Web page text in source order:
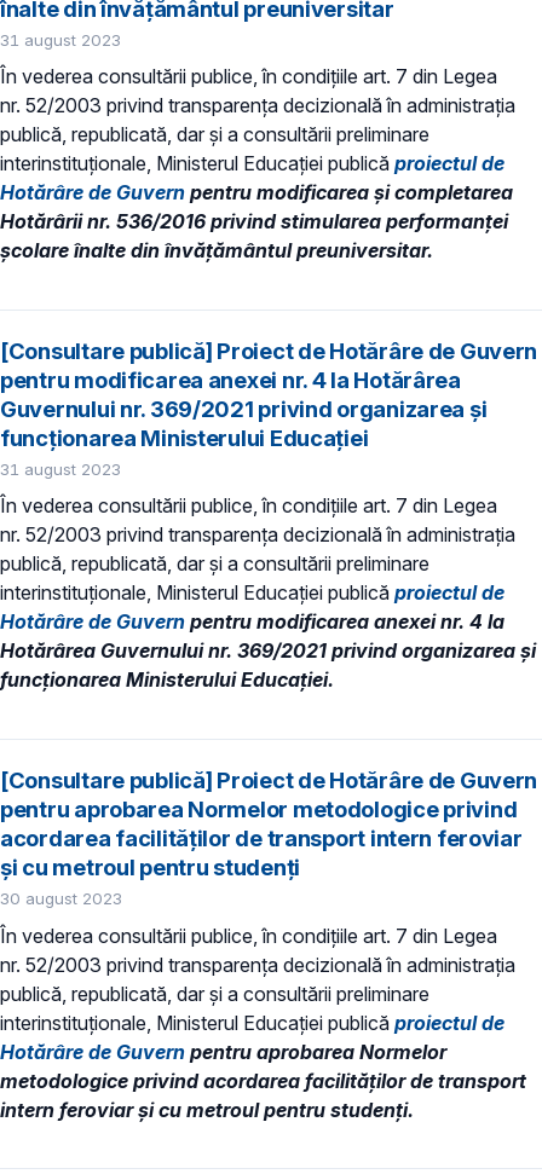
înalte din învățământul preuniversitar
31 august 2023
În vederea consultării publice, în condiţiile art. 7 din Legea
nr. 52/2003 privind transparenţa decizională în administraţia
publică, republicată, dar și a consultării preliminare
interinstituționale, Ministerul Educaţiei publică proiectul de
Hotărâre de Guvern pentru modificarea și completarea
Hotărârii nr. 536/2016 privind stimularea performanței
școlare înalte din învățământul preuniversitar.
[Consultare publică] Proiect de Hotărâre de Guvern
pentru modificarea anexei nr. 4 la Hotărârea
Guvernului nr. 369/2021 privind organizarea şi
funcţionarea Ministerului Educaţiei
31 august 2023
În vederea consultării publice, în condiţiile art. 7 din Legea
nr. 52/2003 privind transparenţa decizională în administraţia
publică, republicată, dar și a consultării preliminare
interinstituționale, Ministerul Educaţiei publică proiectul de
Hotărâre de Guvern pentru modificarea anexei nr. 4 la
Hotărârea Guvernului nr. 369/2021 privind organizarea şi
funcţionarea Ministerului Educaţiei.
[Consultare publică] Proiect de Hotărâre de Guvern
pentru aprobarea Normelor metodologice privind
acordarea facilităților de transport intern feroviar
și cu metroul pentru studenți
30 august 2023
În vederea consultării publice, în condiţiile art. 7 din Legea
nr. 52/2003 privind transparenţa decizională în administraţia
publică, republicată, dar și a consultării preliminare
interinstituționale, Ministerul Educaţiei publică proiectul de
Hotărâre de Guvern pentru aprobarea Normelor
metodologice privind acordarea facilităților de transport
intern feroviar și cu metroul pentru studenți.